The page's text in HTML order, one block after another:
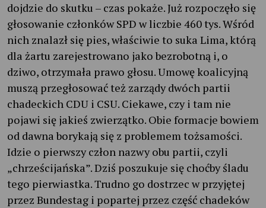
dojdzie do skutku – czas pokaże. Już rozpoczęło się
głosowanie członków SPD w liczbie 460 tys. Wśród
nich znalazł się pies, właściwie to suka Lima, którą
dla żartu zarejestrowano jako bezrobotną i, o
dziwo, otrzymała prawo głosu. Umowę koalicyjną
muszą przegłosować też zarządy dwóch partii
chadeckich CDU i CSU. Ciekawe, czy i tam nie
pojawi się jakieś zwierzątko. Obie formacje bowiem
od dawna borykają się z problemem tożsamości.
Idzie o pierwszy człon nazwy obu partii, czyli
„chrześcijańska”. Dziś poszukuje się choćby śladu
tego pierwiastka. Trudno go dostrzec w przyjętej
przez Bundestag i popartej przez część chadeków